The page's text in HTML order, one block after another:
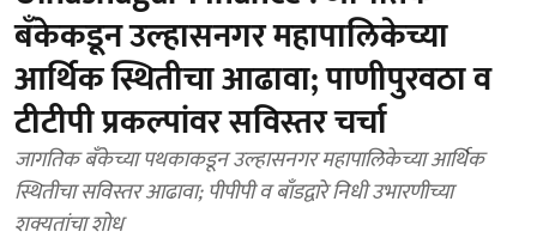
बँकेकडून उल्हासनगर महापालिकेच्या
आर्थिक स्थितीचा आढावा; पाणीपुरवठा व
टीटीपी प्रकल्पांवर सविस्तर चर्चा
जागतिक बँकेच्या पथकाकडून उल्हासनगर महापालिकेच्या आर्थिक
स्थितीचा सविस्तर आढावा; पीपीपी व बाँडद्वारे निधी उभारणीच्या
शक्यतांचा शोध